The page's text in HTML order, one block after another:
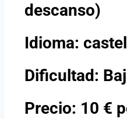
descanso)
Idioma:
Dificultad:
Precio: 10 €